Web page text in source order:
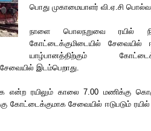
பொது முகாமையாளர் வி.ஏ.சி
நாளை பொலநறுவை ரயில்
கோட்டைக்குமிடையில் சேவையில்
யாழ்பானத்திற்கும்
இடம்பெறாது.
என்ற ரயிலும் காலை 7.00 மணிக்கு
கோட்டைக்குமாக சேவையில் ஈடுபடும்